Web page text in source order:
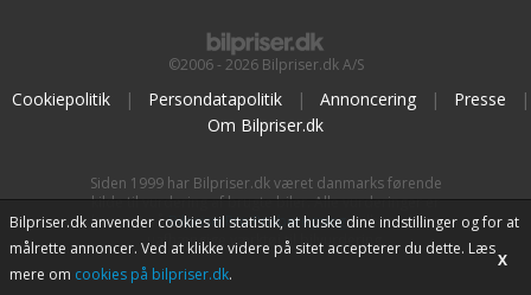
©2006 - 2026 Bilpriser.dk A/S
Cookiepolitik | Persondatapolitik | Annoncering | Presse
|
Om Bilpriser.dk
Siden 1999 har Bilpriser.dk været danmarks førende
kilde til vurdering af brugte biler. Alle vurderinger er
baseret påBilpriserPro Prisberegning , bilbranchens
uafhængige værktøj til bilvurdering.
Bilpriser.dk anvender cookies til statistik, at huske dine indstillinger og for at
målrette annoncer. Ved at klikke videre på sitet accepterer du dette. Læs
mere om cookies på bilpriser.dk.
X